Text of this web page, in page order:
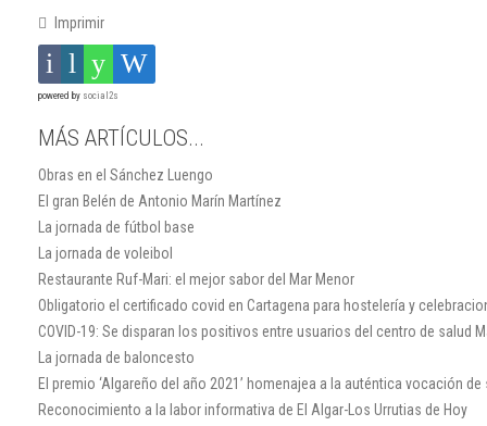
Imprimir
powered by social2s
MÁS ARTÍCULOS...
Obras en el Sánchez Luengo
El gran Belén de Antonio Marín Martínez
La jornada de fútbol base
La jornada de voleibol
Restaurante Ruf-Mari: el mejor sabor del Mar Menor
Obligatorio el certificado covid en Cartagena para hostelería y
COVID-19: Se disparan los positivos entre usuarios del centro de salud
La jornada de baloncesto
El premio ‘Algareño del año 2021’ homenajea a la auténtica vocación
Reconocimiento a la labor informativa de El Algar-Los Urrutias de Hoy